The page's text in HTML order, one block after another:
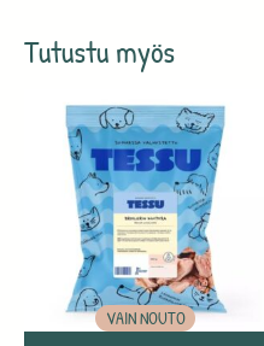
Tutustu myös
VAIN NOUTO